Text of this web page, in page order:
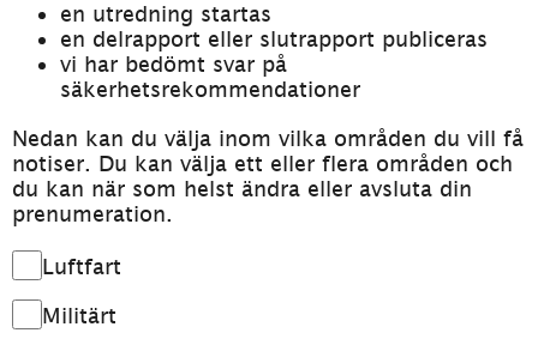
en utredning startas
en delrapport eller slutrapport publiceras
vi har bedömt svar på
säkerhetsrekommendationer
Nedan kan du välja inom vilka områden du vill få
notiser. Du kan välja ett eller flera områden och
du kan när som helst ändra eller avsluta din
prenumeration.
Hantera prenumerationer
Luftfart
Militärt